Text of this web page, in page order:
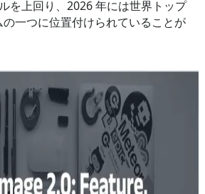
を上回り、2026 年には世界トップ
一つに位置付けられていることが
機能、性能ベンチ
的なプロンプト (2026)